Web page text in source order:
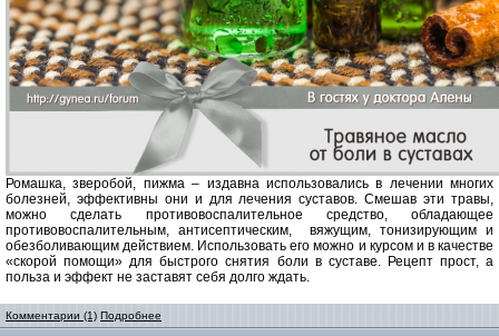
Ромашка, зверобой, пижма – издавна использовались в лечении многих
болезней, эффективны они и для лечения суставов. Смешав эти травы,
можно сделать противовоспалительное средство, обладающее
противовоспалительным, антисептическим,
вяжущим, тонизирующим и
обезболивающим действием. Использовать его можно и курсом и в качестве
«скорой помощи» для быстрого снятия боли в суставе. Рецепт прост, а
польза и эффект не заставят себя долго ждать.
Комментарии (1) Подробнее